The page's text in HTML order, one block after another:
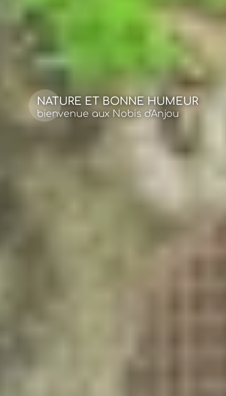
NATURE ET BONNE HUMEUR
bienvenue aux Nobis d'Anjou